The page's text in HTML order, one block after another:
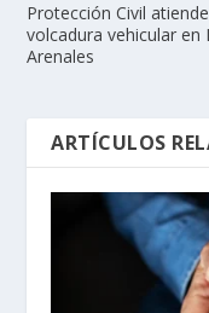
Protección Civil atiende
volcadura vehicular en
Arenales
ARTÍCULOS